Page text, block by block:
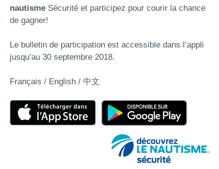
nautisme Sécurité et participez pour courir la chance
de gagner!
Le bulletin de participation est accessible dans l’appli
jusqu’au 30 septembre 2018.
Français / English / 中文